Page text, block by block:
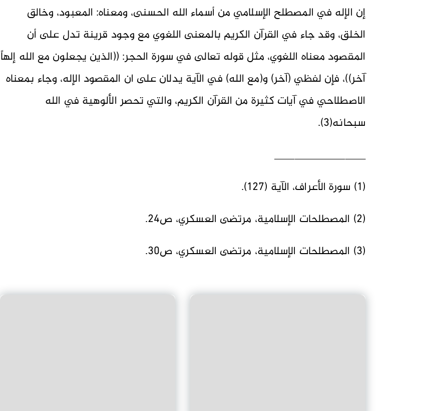
إن الإله في المصطلح الإسلامي من أسماء الله الحسنى، ومعناه: المعبود، وخالق
الخلق، وقد جاء في القرآن الكريم بالمعنى اللغوي مع وجود قرينة تدل على أن
المقصود معناه اللغوي، مثل قوله تعالى في سورة الحجر: ((الذين يجعلون مع الله إلهاً
آخر))، فإن لفظي (آخر) و(مع الله) في الآية يدلان على ان المقصود الإله، وجاء بمعناه
الاصطلاحي في آيات كثيرة من القرآن الكريم، والتي تحصر الألوهية في الله
سبحانه(3).
__________________
(1) سورة الأعراف، الآية (127).
(2) المصطلحات الإسلامية، مرتضى العسكري، ص24.
(3) المصطلحات الإسلامية، مرتضى العسكري، ص30.